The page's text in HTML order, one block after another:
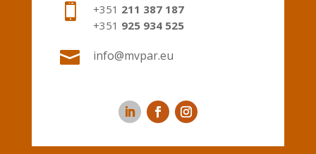
 +351 211 387 187
+351 925 934 525
 info@mvpar.eu